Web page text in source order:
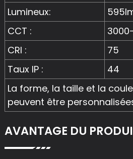
Lumineux:
CCT :
CRI :
75
Taux IP :
44
La forme, la taille et la
peuvent être
AVANTAGE DU